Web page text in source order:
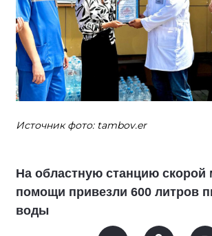
Источник фото: tambov.er
На областную станцию скорой
помощи привезли 600 литров
воды